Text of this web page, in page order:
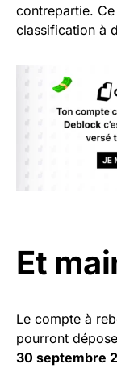
contrepartie.
classification à
Et
Le compte à
pourront
30 septembre